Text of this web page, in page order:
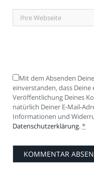
Mit dem Absenden
einverstanden, dass
Veröffentlichung Deines
natürlich Deiner E-Mail-
Informationen und
Datenschutzerklärung.*